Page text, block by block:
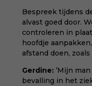
Bespreek tijdens
alvast goed door.
controleren in
hoofdje
afstand doen, zoals
Gerdine: ’Mijn
bevalling in het